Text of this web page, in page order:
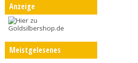
Anzeige
Meistgelesenes